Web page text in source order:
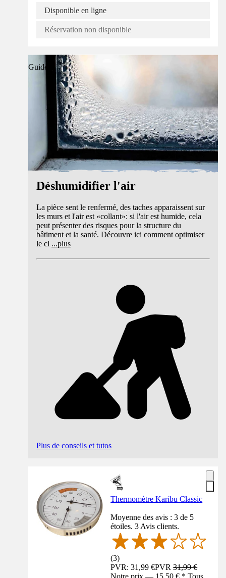
Disponible en ligne
Réservation non disponible
Guide
Déshumidifier l'air
La pièce sent le renfermé, des taches apparaissent sur
les murs et l'air est «collant»: si l'air est humide, cela
peut présenter des risques pour la structure du
bâtiment et la santé. Découvre ici comment optimiser
le cl ...plus
Plus de conseils et tutos
Thermomètre Karibu Classic
Moyenne des avis : 3 de 5
étoiles. 3 Avis clients.
(3)
PVR: 31,99 €PVR31,99 €
Notre prix — 15,50 € * Tous